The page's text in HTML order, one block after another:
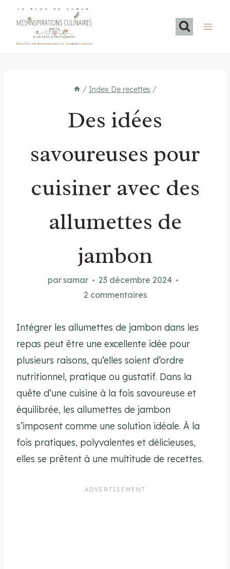
LE BLOG DE SAMAR
Recettes méditerranéennes et familiales maison
/ Index De recettes /
Des idées
savoureuses pour
cuisiner avec des
allumettes de
jambon
parsamar
23 décembre 2024
2 commentaires
Intégrer les allumettes de jambon dans les
repas peut être une excellente idée pour
plusieurs raisons, qu’elles soient d’ordre
nutritionnel, pratique ou gustatif. Dans la
quête d’une cuisine à la fois savoureuse et
équilibrée, les allumettes de jambon
s’imposent comme une solution idéale. À la
fois pratiques, polyvalentes et délicieuses,
elles se prêtent à une multitude de recettes.